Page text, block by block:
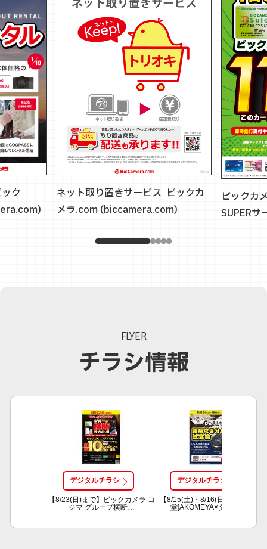
ク
ネット取り置きサービス │ ビックカ
メラ.com (biccamera.com)
ビックカ
SUPER
FLYER
チラシ情報
【8/23(日)まで】ビックカメラ コ
ジマ グループ横断…
【8/15(土)・8/16(日)】[2F試食
堂]AKOMEYA×タイガ…